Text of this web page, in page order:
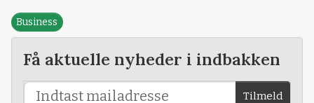
Business
Få aktuelle nyheder i indbakken
Tilmeld